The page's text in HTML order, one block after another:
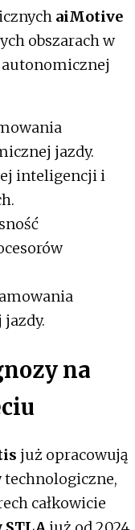
aiMotive
obszarach w
jazdy.
inteligencji i
na
już opracowują
całkowicie